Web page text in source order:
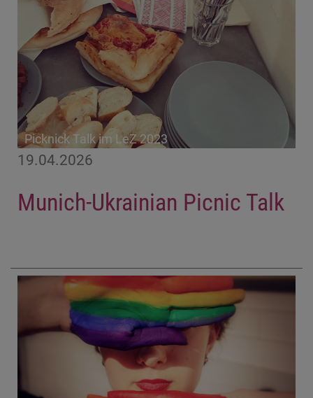
19.04.2026
Munich-Ukrainian Picnic Talk
Picknick Talk im LeZ 2023